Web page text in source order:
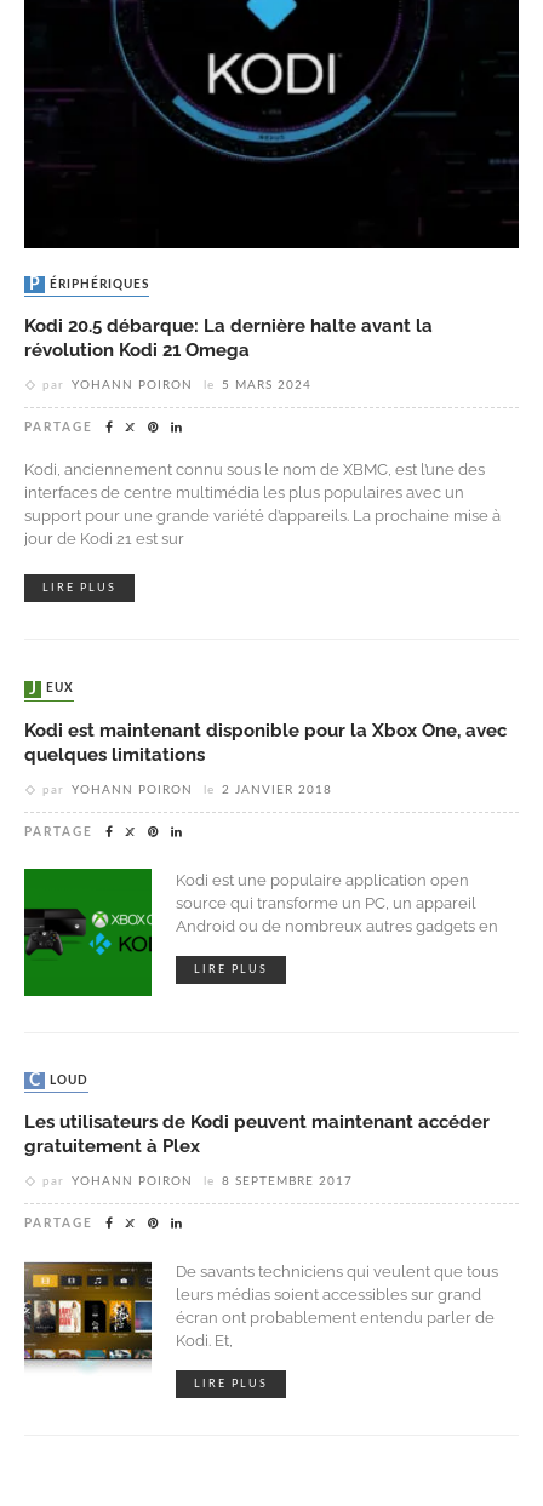
PÉRIPHÉRIQUES
Kodi 20.5 débarque: La dernière halte avant la
révolution Kodi 21 Omega
par YOHANN POIRON le 5 MARS 2024
PARTAGE
Kodi, anciennement connu sous le nom de XBMC, est l’une des
interfaces de centre multimédia les plus populaires avec un
support pour une grande variété d’appareils. La prochaine mise à
jour de Kodi 21 est sur
LIRE PLUS
JEUX
Kodi est maintenant disponible pour la Xbox One, avec
quelques limitations
par YOHANN POIRON le 2 JANVIER 2018
PARTAGE
Kodi est une populaire application open
source qui transforme un PC, un appareil
Android ou de nombreux autres gadgets en
LIRE PLUS
CLOUD
Les utilisateurs de Kodi peuvent maintenant accéder
gratuitement à Plex
par YOHANN POIRON le 8 SEPTEMBRE 2017
PARTAGE
De savants techniciens qui veulent que tous
leurs médias soient accessibles sur grand
écran ont probablement entendu parler de
Kodi. Et,
LIRE PLUS